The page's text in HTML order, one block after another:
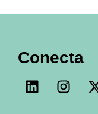
Conecta